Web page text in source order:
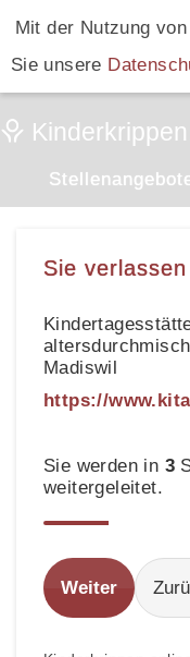
Mit der Nutzung
Sie unsere
Sie
Madiswil
https://
Sie werden in 3
weitergeleitet.
Weiter